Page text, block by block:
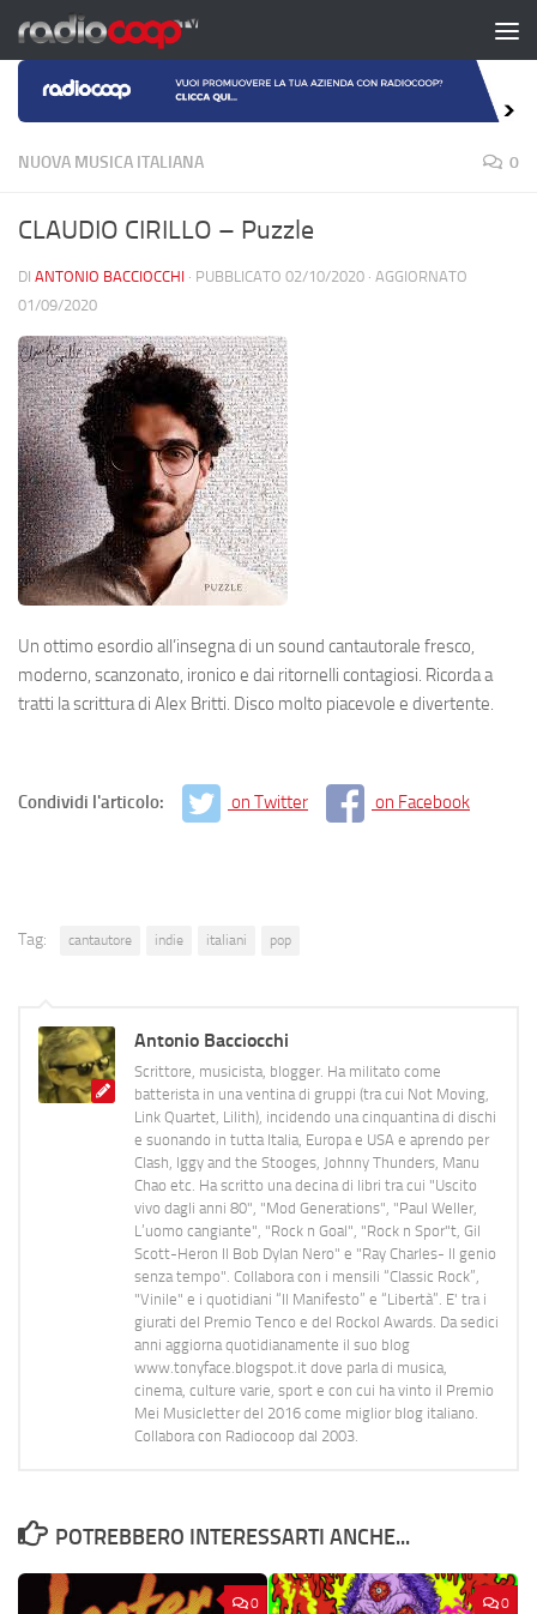
Salta al contenuto
NUOVA MUSICA ITALIANA 0
CLAUDIO CIRILLO – Puzzle
DI ANTONIO BACCIOCCHI · PUBBLICATO 02/10/2020 · AGGIORNATO
01/09/2020
Un ottimo esordio all’insegna di un sound cantautorale fresco,
moderno, scanzonato, ironico e dai ritornelli contagiosi. Ricorda a
tratti la scrittura di Alex Britti. Disco molto piacevole e divertente.
Condividi l'articolo: on Twitter on Facebook
Tag: cantautore indie italiani pop
Antonio Bacciocchi
Scrittore, musicista, blogger. Ha militato come
batterista in una ventina di gruppi (tra cui Not Moving,
Link Quartet, Lilith), incidendo una cinquantina di dischi
e suonando in tutta Italia, Europa e USA e aprendo per
Clash, Iggy and the Stooges, Johnny Thunders, Manu
Chao etc. Ha scritto una decina di libri tra cui "Uscito
vivo dagli anni 80", "Mod Generations", "Paul Weller,
L’uomo cangiante", "Rock n Goal", "Rock n Spor"t, Gil
Scott-Heron Il Bob Dylan Nero" e "Ray Charles- Il genio
senza tempo". Collabora con i mensili “Classic Rock”,
"Vinile" e i quotidiani “Il Manifesto” e “Libertà”. E' tra i
giurati del Premio Tenco e del Rockol Awards. Da sedici
anni aggiorna quotidianamente il suo blog
www.tonyface.blogspot.it dove parla di musica,
cinema, culture varie, sport e con cui ha vinto il Premio
Mei Musicletter del 2016 come miglior blog italiano.
Collabora con Radiocoop dal 2003.
POTREBBERO INTERESSARTI ANCHE...
0 0